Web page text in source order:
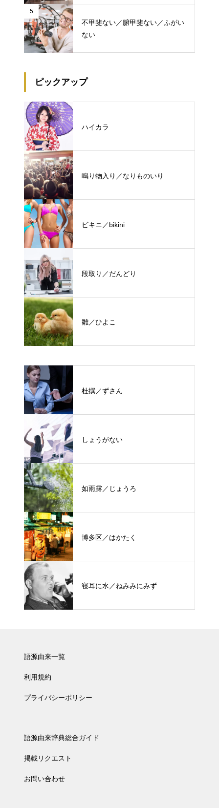
5
不甲斐ない／腑甲斐ない／ふがい
ない
ピックアップ
ハイカラ
鳴り物入り／なりものいり
ビキニ／bikini
段取り／だんどり
雛／ひよこ
杜撰／ずさん
しょうがない
如雨露／じょうろ
博多区／はかたく
寝耳に水／ねみみにみず
語源由来一覧
利用規約
プライバシーポリシー
語源由来辞典総合ガイド
掲載リクエスト
お問い合わせ